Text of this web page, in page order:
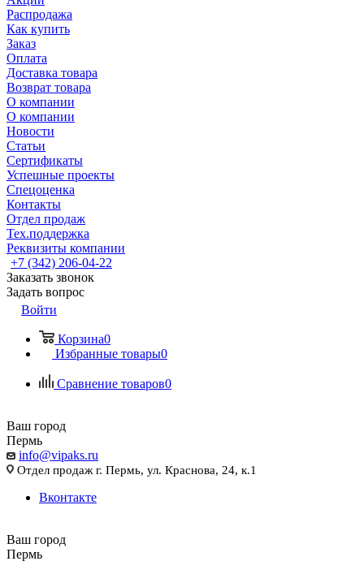
Распродажа
Как купить
Заказ
Оплата
Доставка товара
Возврат товара
О компании
О компании
Новости
Статьи
Сертификаты
Успешные проекты
Спецоценка
Контакты
Отдел продаж
Тех.поддержка
Реквизиты компании
+7 (342) 206-04-22
Заказать звонок
Задать вопрос
Войти
Корзина0
Избранные товары0
Сравнение товаров0
Ваш город
Пермь
info@vipaks.ru
Отдел продаж г. Пермь, ул. Краснова, 24, к.1
Вконтакте
Ваш город
Пермь